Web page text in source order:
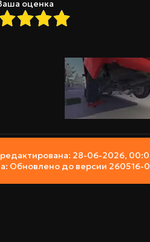
оценка
28-06-2026,
Обновлено до версии 260516-